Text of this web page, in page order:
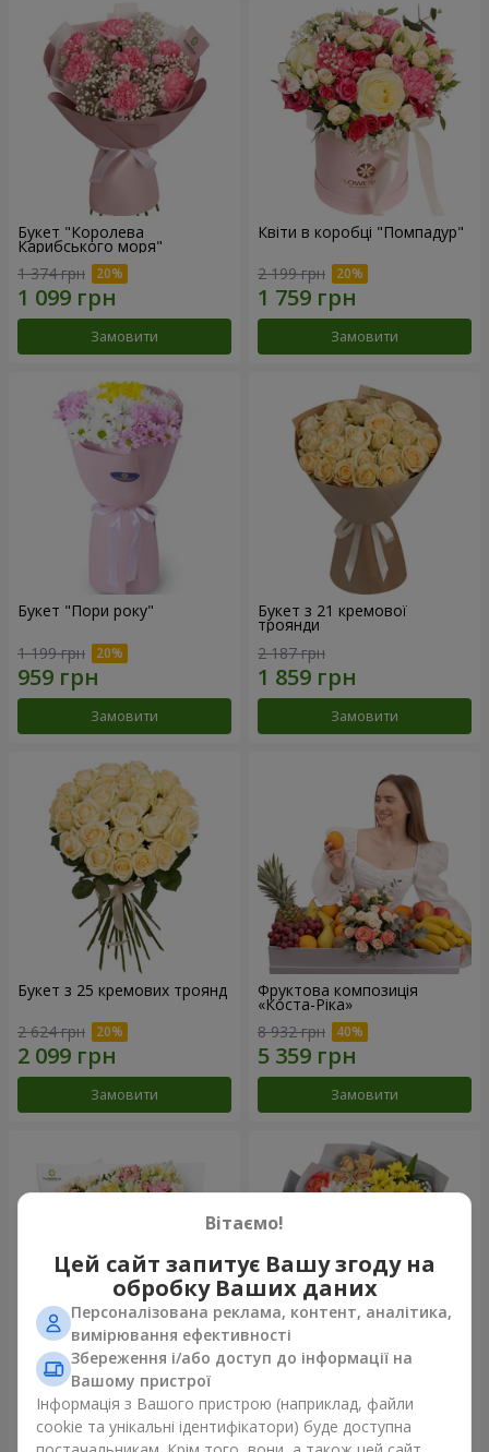
Букет "Королева
Карибського моря"
1 374 грн
Замовити
Квіти в коробці "Помпадур"
2 199 грн
Замовити
Букет "Пори року"
1 199 грн
Замовити
Букет з 21 кремової
троянди
2 187 грн
Замовити
Букет з 25 кремових троянд
2 624 грн
Замовити
Фруктова композиція
«Коста-Ріка»
8 932 грн
Замовити
Букет "Хрещатик"
3 941 грн
Букет "Ми та літо"
1 554 грн
Вітаємо!
Цей сайт запитує Вашу згоду на
обробку Ваших даних
Персоналізована реклама, контент, аналітика,
вимірювання ефективності
Збереження і/або доступ до інформації на
Вашому пристрої
Інформація з Вашого пристрою (наприклад, файли
cookie та унікальні ідентифікатори) буде доступна